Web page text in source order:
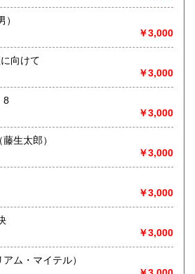
社会科学、自然科学、美術工芸、国
籍、近代文献、趣味、外国書、サブ
その他）
）
￥3,000
向けて
￥3,000
8
￥3,000
婦人とその異常出血 （藤生太郎）
￥3,000
￥3,000
￥3,000
（ウイリアム・マイテル）